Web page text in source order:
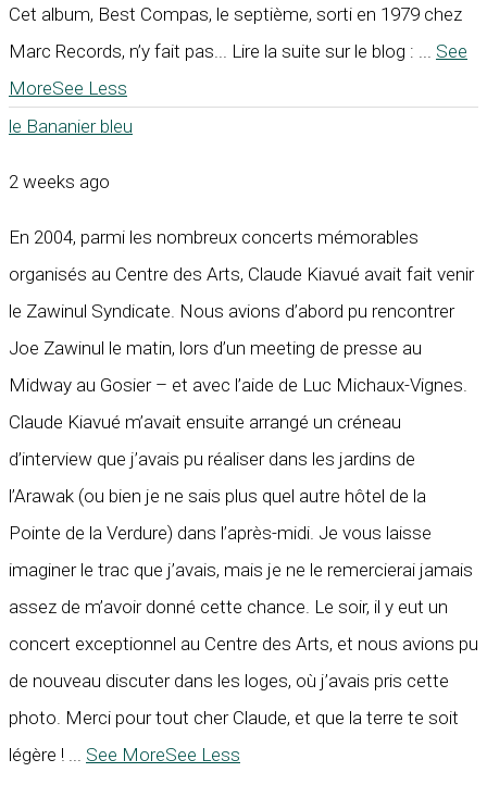
Cet album, Best Compas, le septième, sorti en 1979 chez
Marc Records, n’y fait pas... Lire la suite sur le blog :
See
MoreSee Less
le Bananier bleu
2 weeks ago
En 2004, parmi les nombreux concerts mémorables
organisés au Centre des Arts, Claude Kiavué avait fait venir
le Zawinul Syndicate. Nous avions d’abord pu rencontrer
Joe Zawinul le matin, lors d’un meeting de presse au
Midway au Gosier – et avec l’aide de Luc Michaux-Vignes.
Claude Kiavué m’avait ensuite arrangé un créneau
d’interview que j’avais pu réaliser dans les jardins de
l’Arawak (ou bien je ne sais plus quel autre hôtel de la
Pointe de la Verdure) dans l’après-midi. Je vous laisse
imaginer le trac que j’avais, mais je ne le remercierai jamais
assez de m’avoir donné cette chance. Le soir, il y eut un
concert exceptionnel au Centre des Arts, et nous avions pu
de nouveau discuter dans les loges, où j’avais pris cette
photo. Merci pour tout cher Claude, et que la terre te soit
légère !
See MoreSee Less